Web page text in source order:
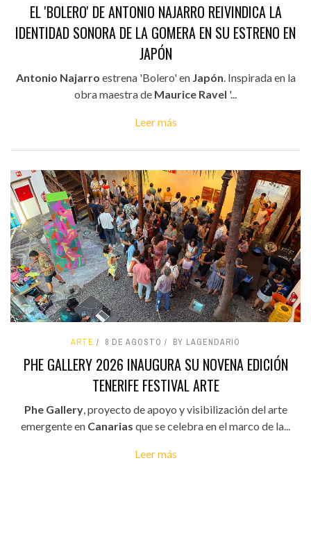
EL 'BOLERO' DE ANTONIO NAJARRO REIVINDICA LA
IDENTIDAD SONORA DE LA GOMERA EN SU ESTRENO EN
JAPÓN
Antonio Najarro estrena 'Bolero' en Japón. Inspirada en la
obra maestra de Maurice Ravel '...
Leer más
ARTE 8 DE AGOSTO BY LAGENDARIO
PHE GALLERY 2026 INAUGURA SU NOVENA EDICIÓN
TENERIFE FESTIVAL ARTE
Phe Gallery, proyecto de apoyo y visibilización del arte
emergente en Canarias que se celebra en el marco de la...
Leer más